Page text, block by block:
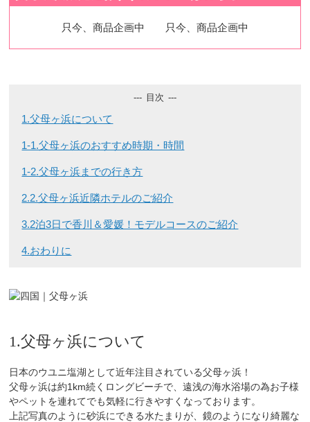
只今、商品企画中 只今、商品企画中
目次
1.父母ヶ浜について
1-1.父母ヶ浜のおすすめ時期・時間
1-2.父母ヶ浜までの行き方
2.2.父母ヶ浜近隣ホテルのご紹介
3.2泊3日で香川＆愛媛！モデルコースのご紹介
4.おわりに
1.父母ヶ浜について
日本のウユニ塩湖として近年注目されている父母ヶ浜！
父母ヶ浜は約1km続くロングビーチで、遠浅の海水浴場の為お子様
やペットを連れてでも気軽に行きやすくなっております。
上記写真のように砂浜にできる水たまりが、鏡のようになり綺麗な